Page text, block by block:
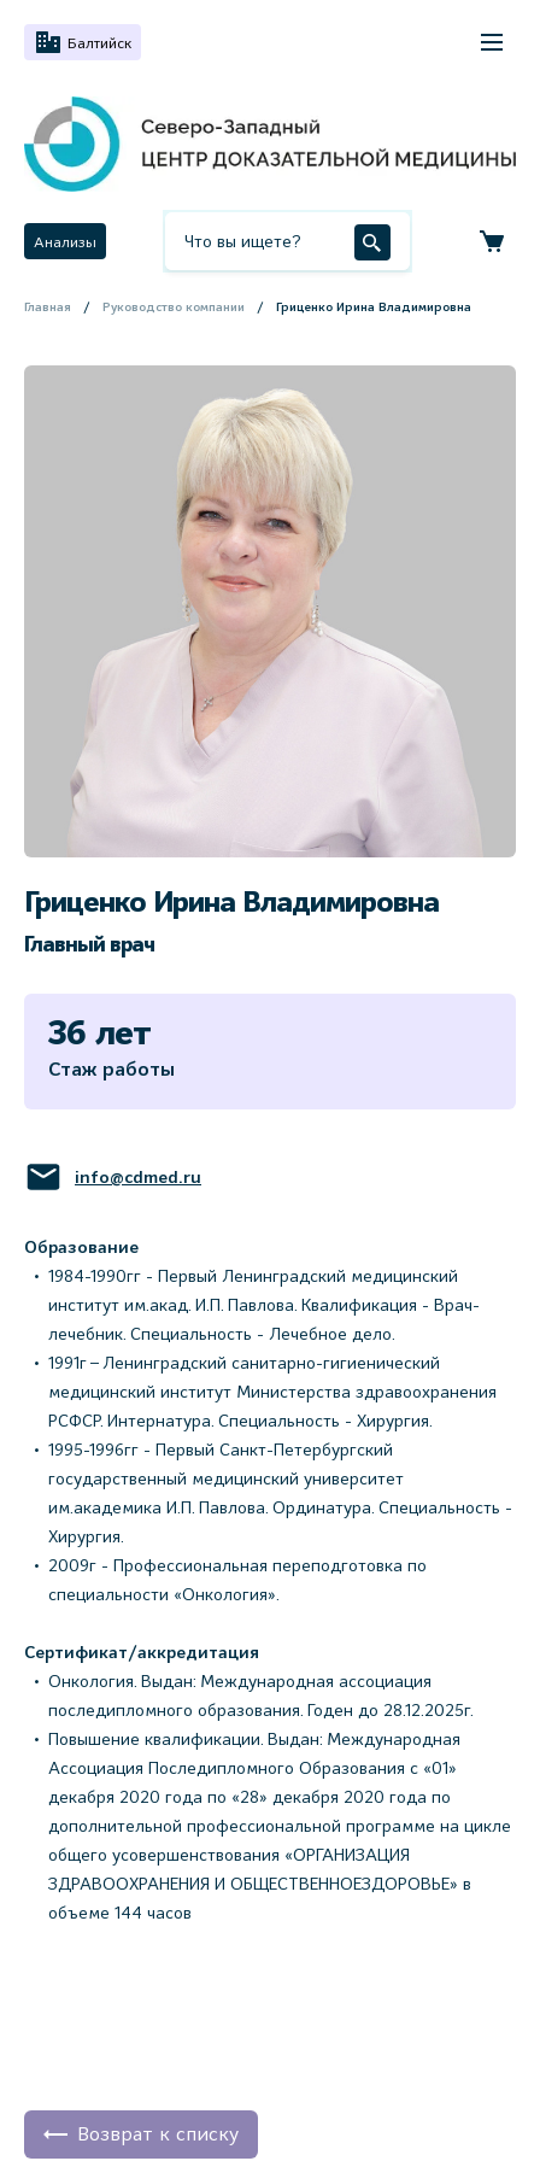
Балтийск
Анализы
Главная Руководство компании Гриценко Ирина Владимировна
Гриценко Ирина Владимировна
Главный врач
36 лет
Стаж работы
info@cdmed.ru
Образование
1984-1990гг - Первый Ленинградский медицинский
институт им.акад. И.П. Павлова. Квалификация - Врач-
лечебник. Специальность - Лечебное дело.
1991г – Ленинградский санитарно-гигиенический
медицинский институт Министерства здравоохранения
РСФСР. Интернатура. Специальность - Хирургия.
1995-1996гг - Первый Санкт-Петербургский
государственный медицинский университет
им.академика И.П. Павлова. Ординатура. Специальность -
Хирургия.
2009г - Профессиональная переподготовка по
специальности «Онкология».
Сертификат/аккредитация
Онкология. Выдан: Международная ассоциация
последипломного образования. Годен до 28.12.2025г.
Повышение квалификации. Выдан: Международная
Ассоциация Последипломного Образования с «01»
декабря 2020 года по «28» декабря 2020 года по
дополнительной профессиональной программе на цикле
общего усовершенствования «ОРГАНИЗАЦИЯ
ЗДРАВООХРАНЕНИЯ И ОБЩЕСТВЕННОЕЗДОРОВЬЕ» в
объеме 144 часов
Возврат к списку